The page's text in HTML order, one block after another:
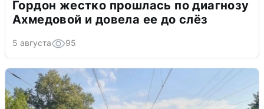
Гордон жестко прошлась по диагнозу
Ахмедовой и довела ее до слёз
5 августа 95